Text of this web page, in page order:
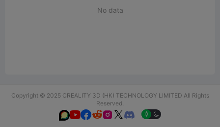
No data
Copyright © 2025 CREALITY 3D (HK) TECHNOLOGY LIMITED All Rights
Reserved.
  